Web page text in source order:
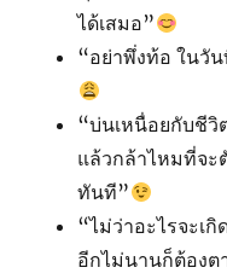
ได้เสมอ”
“อย่าพึ่งท้อ ในวั
“บ่นเหนื่อยกับชีวิ
แล้วกล้าไหมที่จะ
ทันที”
“ไม่ว่าอะไรจะเ
อีกไม่นานก็ต้องต